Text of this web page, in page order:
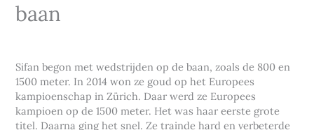
baan
Sifan begon met wedstrijden op de baan, zoals de 800 en
1500 meter. In 2014 won ze goud op het Europees
kampioenschap in Zürich. Daar werd ze Europees
kampioen op de 1500 meter. Het was haar eerste grote
titel. Daarna ging het snel. Ze trainde hard en verbeterde